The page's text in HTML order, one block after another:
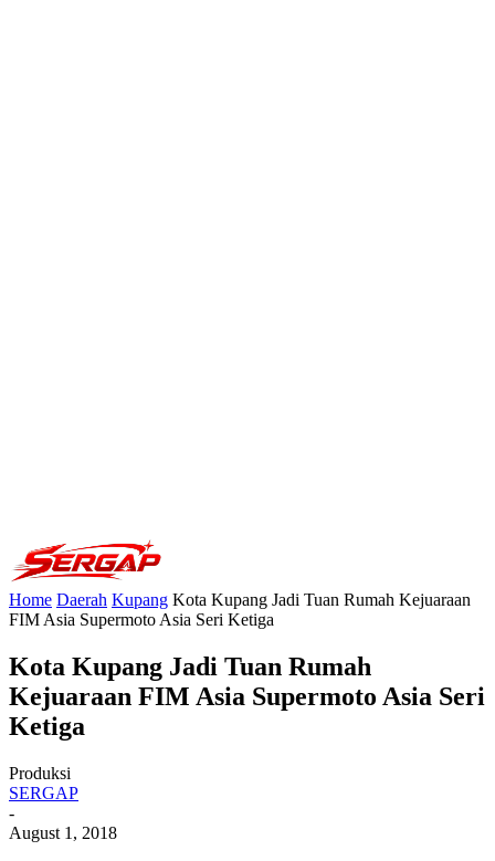
Home Daerah Kupang Kota Kupang Jadi Tuan Rumah Kejuaraan
FIM Asia Supermoto Asia Seri Ketiga
Kota Kupang Jadi Tuan Rumah
Kejuaraan FIM Asia Supermoto Asia Seri
Ketiga
Produksi
SERGAP
-
August 1, 2018